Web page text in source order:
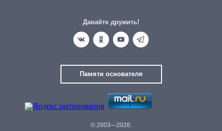
Давайте дружить!
Памяти основателя
© 2003—2026.